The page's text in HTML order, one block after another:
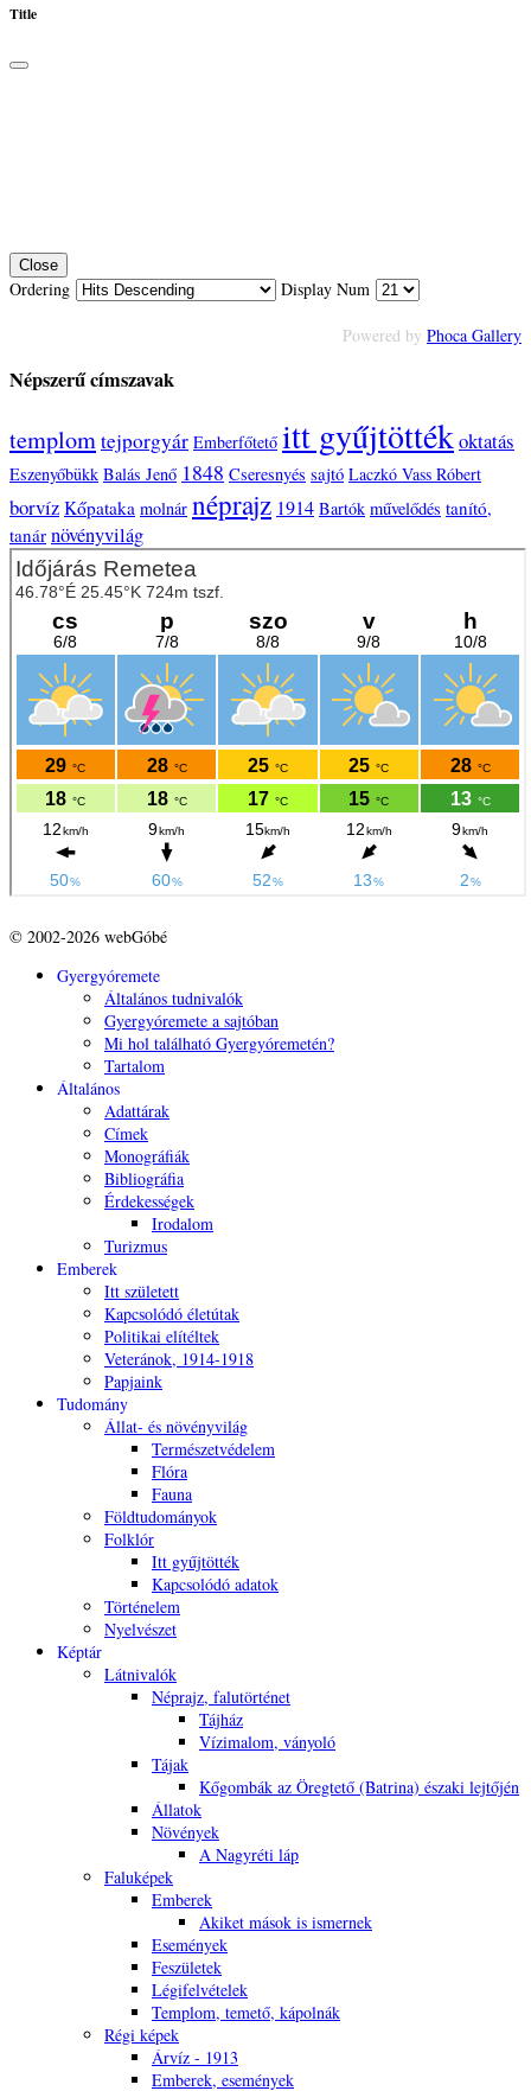
Title
Close
Ordering Display Num
Powered by Phoca Gallery
Népszerű címszavak
templomtejporgyár Emberfőtető itt gyűjtöttékoktatás
Eszenyőbükk Balás Jenő 1848 Cseresnyés sajtó Laczkó Vass Róbert
borvíz Kőpataka molnár néprajz 1914 Bartók művelődés tanító,
tanár növényvilág
© 2002-2026 webGóbé
Gyergyóremete
Általános tudnivalók
Gyergyóremete a sajtóban
Mi hol található Gyergyóremetén?
Tartalom
Általános
Adattárak
Címek
Monográfiák
Bibliográfia
Érdekességek
Irodalom
Turizmus
Emberek
Itt született
Kapcsolódó életútak
Politikai elítéltek
Veteránok, 1914-1918
Papjaink
Tudomány
Állat- és növényvilág
Természetvédelem
Flóra
Fauna
Földtudományok
Folklór
Itt gyűjtötték
Kapcsolódó adatok
Történelem
Nyelvészet
Képtár
Látnivalók
Néprajz, falutörténet
Tájház
Vízimalom, ványoló
Tájak
Kőgombák az Öregtető (Batrina) északi lejtőjén
Állatok
Növények
A Nagyréti láp
Faluképek
Emberek
Akiket mások is ismernek
Események
Feszületek
Légifelvételek
Templom, temető, kápolnák
Régi képek
Árvíz - 1913
Emberek, események